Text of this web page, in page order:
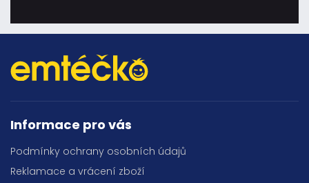
Informace pro vás
Podmínky ochrany osobních údajů
Reklamace a vrácení zboží